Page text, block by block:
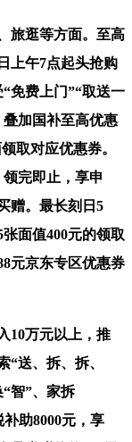
逛等方面。至高
上午7点起头抢购
免费上门”“取送一
加国补至高优惠
取对应优惠券。
完即止，享申
赠。最长刻日5
面值400元的领取
元京东专区优惠券
万元以上，推
“送、拆、拆、
智”、家拆
助8000元，享